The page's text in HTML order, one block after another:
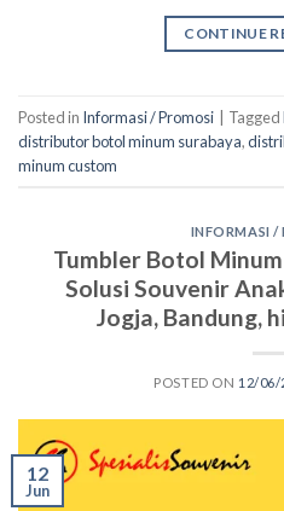
CONTINUE
Posted in Informasi / Promosi | Tagged
distributor botol minum surabaya,
minum custom
INFORMASI /
Tumbler Botol
Solusi Souvenir
Jogja, Bandung,
POSTED ON 12/06/
12
Jun